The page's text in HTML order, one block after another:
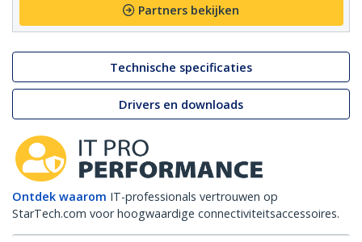
Partners bekijken
Technische specificaties
Drivers en downloads
Ontdek waarom IT-professionals vertrouwen op
StarTech.com voor hoogwaardige connectiviteitsaccessoires.